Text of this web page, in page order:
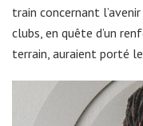
train concernant
clubs, en quête d’un
terrain, auraient porté